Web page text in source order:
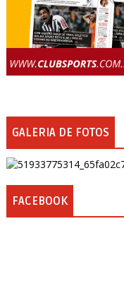
GALERIA DE FOTOS
FACEBOOK